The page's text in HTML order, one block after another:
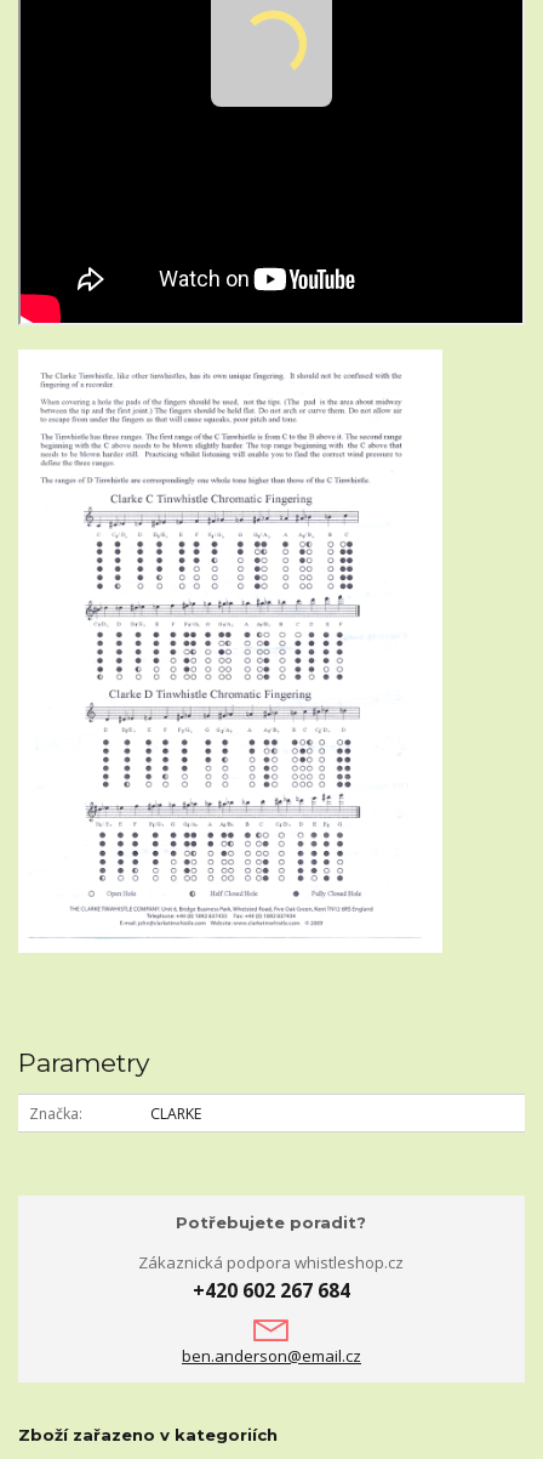
Parametry
Značka CLARKE
Potřebujete poradit?
Zákaznická podpora whistleshop.cz
+420 602 267 684
ben.anderson@email.cz
Zboží zařazeno v kategoriích